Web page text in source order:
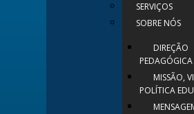
SERVIÇOS
SOBRE NÓS
DIREÇÃO
PEDAGÓGICA
MISSÃO,
POLÍTICA